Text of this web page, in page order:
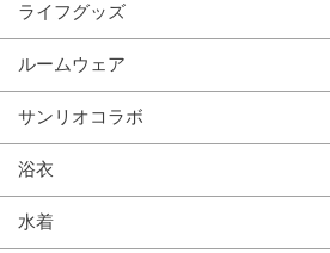
ライフグッズ
ルームウェア
サンリオコラボ
浴衣
水着